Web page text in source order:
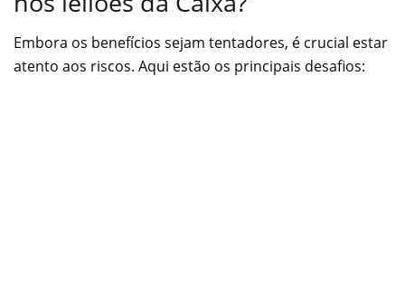
Embora os benefícios sejam tentadores, é crucial estar
atento aos riscos. Aqui estão os principais desafios: